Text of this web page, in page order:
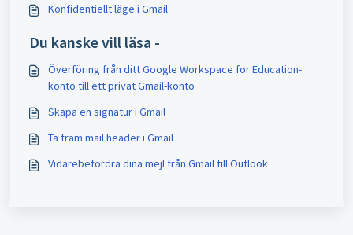
Konfidentiellt läge i Gmail
Du kanske vill läsa -
Överföring från ditt Google Workspace for Education-
konto till ett privat Gmail-konto
Skapa en signatur i Gmail
Ta fram mail header i Gmail
Vidarebefordra dina mejl från Gmail till Outlook